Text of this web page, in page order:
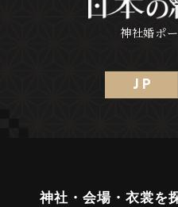
神社婚ポ
J P
神社・会場・衣裳を